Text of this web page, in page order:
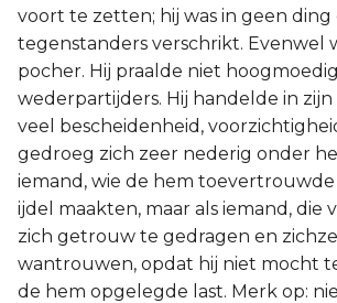
voort te zetten; hij was in geen ding
tegenstanders verschrikt. Evenwel
pocher. Hij praalde niet
wederpartijders. Hij handelde in
veel bescheidenheid,
gedroeg zich zeer nederig onder
iemand, wie de hem toevertrouwde
ijdel maakten, maar als iemand, die
zich getrouw te gedragen en
wantrouwen, opdat hij niet mocht
de hem opgelegde last. Merk op: